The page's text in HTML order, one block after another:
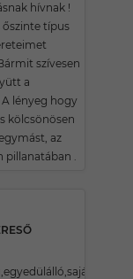
hívnak !
őszinte típus
szívesen
a
lényeg hogy
kölcsönösen
az
pillanatában .